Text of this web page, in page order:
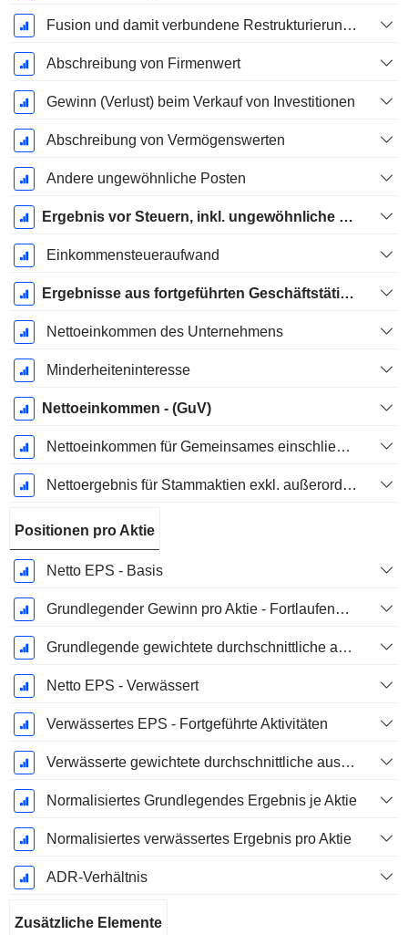
Fusion und damit verbundene Restrukturierungskosten
Abschreibung von Firmenwert
Gewinn (Verlust) beim Verkauf von Investitionen
Abschreibung von Vermögenswerten
Andere ungewöhnliche Posten
Ergebnis vor Steuern, inkl. ungewöhnliche Posten
Einkommensteueraufwand
Ergebnisse aus fortgeführten Geschäftstätigkeiten
Nettoeinkommen des Unternehmens
Minderheiteninteresse
Nettoeinkommen - (GuV)
Nettoeinkommen für Gemeinsames einschließlich außerordentlicher Posten
Nettoergebnis für Stammaktien exkl. außerordentliche Posten
Positionen pro Aktie
Netto EPS - Basis
Grundlegender Gewinn pro Aktie - Fortlaufende Geschäftstätigkeit
Grundlegende gewichtete durchschnittliche ausstehende Aktien
Netto EPS - Verwässert
Verwässertes EPS - Fortgeführte Aktivitäten
Verwässerte gewichtete durchschnittliche ausstehende Aktien
Normalisiertes Grundlegendes Ergebnis je Aktie
Normalisiertes verwässertes Ergebnis pro Aktie
ADR-Verhältnis
Zusätzliche Elemente